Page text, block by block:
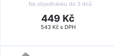
Na objednávku do 3 dnů
449 Kč
543 Kč s DPH